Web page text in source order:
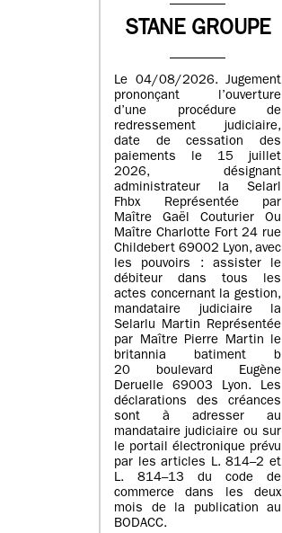
STANE GROUPE
Le 04/08/2026. Jugement
prononçant l’ouverture
d’une procédure de
redressement judiciaire,
date de cessation des
paiements le 15 juillet
2026, désignant
administrateur la Selarl
Fhbx Représentée par
Maître Gaël Couturier Ou
Maître Charlotte Fort 24 rue
Childebert 69002 Lyon, avec
les pouvoirs : assister le
débiteur dans tous les
actes concernant la gestion,
mandataire judiciaire la
Selarlu Martin Représentée
par Maître Pierre Martin le
britannia batiment b
20 boulevard Eugène
Deruelle 69003 Lyon. Les
déclarations des créances
sont à adresser au
mandataire judiciaire ou sur
le portail électronique prévu
par les articles L. 814–2 et
L. 814–13 du code de
commerce dans les deux
mois de la publication au
BODACC.